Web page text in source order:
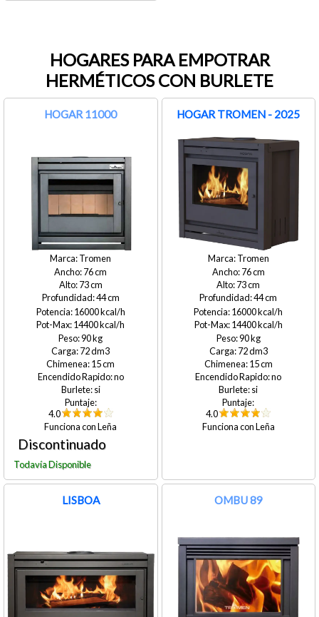
HOGARES PARA EMPOTRAR
HERMÉTICOS CON BURLETE
HOGAR 11000
Tromen
76
73
44
16000
14400
90
72
15
no
si
4.0
Leña
HOGAR TROMEN - 2025
Tromen
76
73
44
16000
14400
90
72
15
no
si
4.0
Leña
LISBOA OMBU 89